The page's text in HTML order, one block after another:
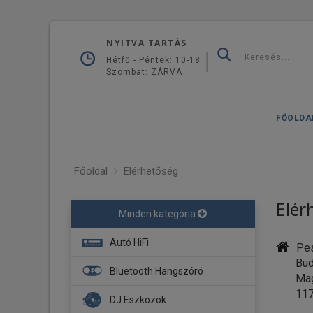
NYITVA TARTÁS
Hétfő - Péntek: 10-18
Szombat: ZÁRVA
Főoldal Elérhetőség
Minden kategória
Autó HiFi
Fejegység
Erősítő
Bluetooth Hangszóró
DJ Eszközök